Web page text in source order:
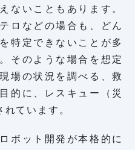
ないこともあります。
ロなどの場合も、どん
特定できないことが多
そのような場合を想定
場の状況を調べる、救
的に、レスキュー（災
ています。
ボット開発が本格的に